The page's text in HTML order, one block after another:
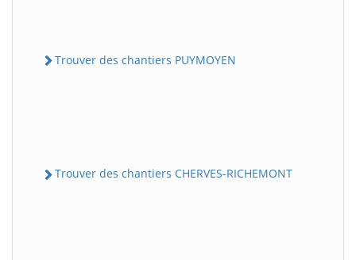
Trouver des chantiers PUYMOYEN
Trouver des chantiers CHERVES-RICHEMONT